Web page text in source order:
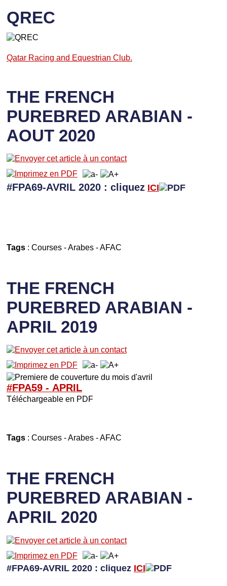
QREC
Qatar Racing and Equestrian Club.
THE FRENCH
PUREBRED ARABIAN -
AOUT 2020
#FPA69-AVRIL 2020 : cliquez ICI
Tags: Courses-Arabes-AFAC
THE FRENCH
PUREBRED ARABIAN -
APRIL 2019
#FPA59 - APRIL
Téléchargeable en PDF
Tags: Courses-Arabes-AFAC
THE FRENCH
PUREBRED ARABIAN -
APRIL 2020
#FPA69-AVRIL 2020 : cliquez ICI